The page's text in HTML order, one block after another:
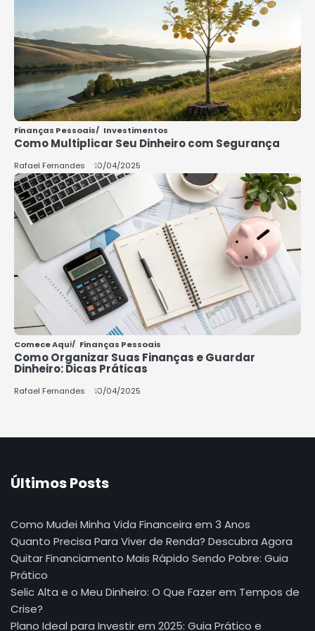
COMO INVESTIR COM POUCO
DINHEIRO 2025
Rafael Fernandes
Finanças Pessoais Investimentos
Como Multiplicar Seu Dinheiro com Segurança
Rafael Fernandes 10/04/2025
Comece Aqui Finanças Pessoais
Como Organizar Suas Finanças e Guardar
Dinheiro: Dicas Práticas
Rafael Fernandes 10/04/2025
Últimos Posts
Como Mudei Minha Vida Financeira em 3 Anos
Quanto Precisa Para Viver de Renda? Descubra Agora
Quitar Financiamento Mais Rápido Sendo Pobre: Guia
Prático
Selic Alta e o Meu Dinheiro: O Que Fazer em Tempos de
Crise?
Plano Ideal para Investir em 2025: Guia Prático e